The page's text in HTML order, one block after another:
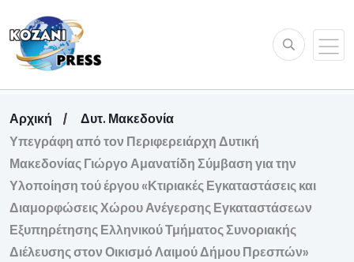
Αρχική
Δυτ. Μακεδονία
Υπεγράφη από τον Περιφερειάρχη Δυτική
Μακεδονίας Γιώργο Αμανατίδη Σύμβαση για την
Υλοποίηση τού έργου «Κτιριακές Εγκαταστάσεις και
Διαμορφώσεις Χώρου Ανέγερσης Εγκαταστάσεων
Εξυπηρέτησης Ελληνικού Τμήματος Συνοριακής
Διέλευσης στον Οικισμό Λαιμού Δήμου Πρεσπών»